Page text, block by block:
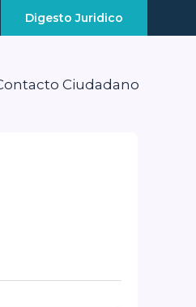
Digesto Juridico
Ciudadano